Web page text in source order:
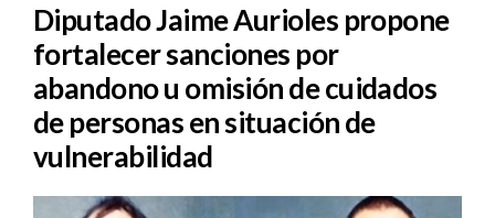
Diputado Jaime Aurioles propone
fortalecer sanciones por
abandono u omisión de cuidados
de personas en situación de
vulnerabilidad